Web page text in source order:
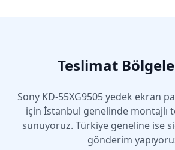
Teslimat
Sony KD-55XG9505yedek ekran
için İstanbul genelinde montajlı
sunuyoruz. Türkiye geneline ise
gönderim